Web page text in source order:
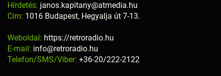
Hírdetés: janos.kapitany@atmedia.hu
Cím: 1016 Budapest, Hegyalja út 7-13.
Weboldal: https://retroradio.hu
E-mail: info@retroradio.hu
Telefon/SMS/Viber: +36-20/222-2122